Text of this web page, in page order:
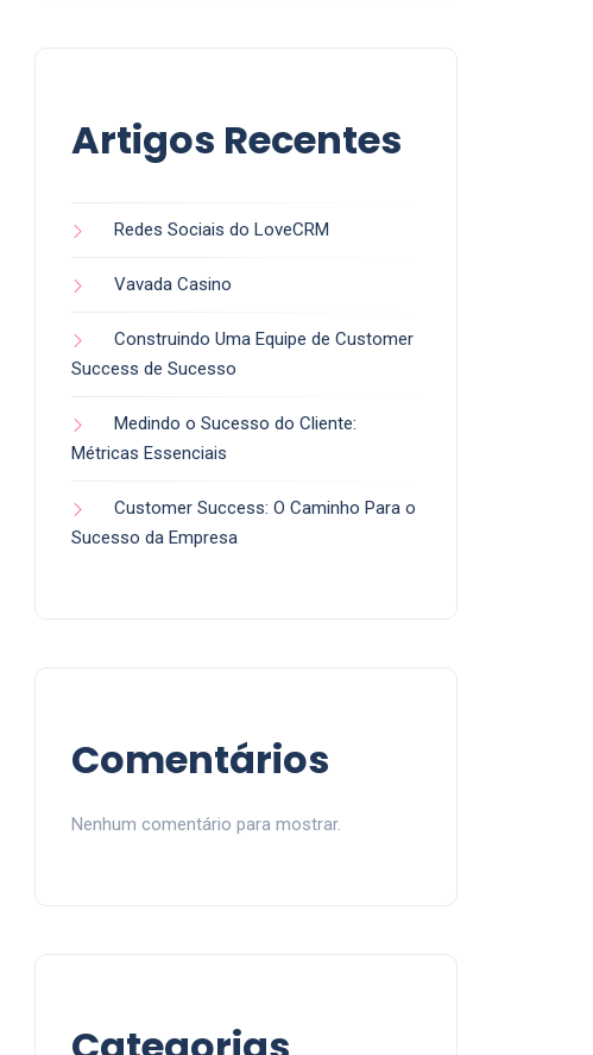
Artigos Recentes
Redes Sociais do LoveCRM
Vavada Casino
Construindo Uma Equipe de Customer
Success de Sucesso
Medindo o Sucesso do Cliente:
Métricas Essenciais
Customer Success: O Caminho Para o
Sucesso da Empresa
Comentários
Nenhum comentário para mostrar.